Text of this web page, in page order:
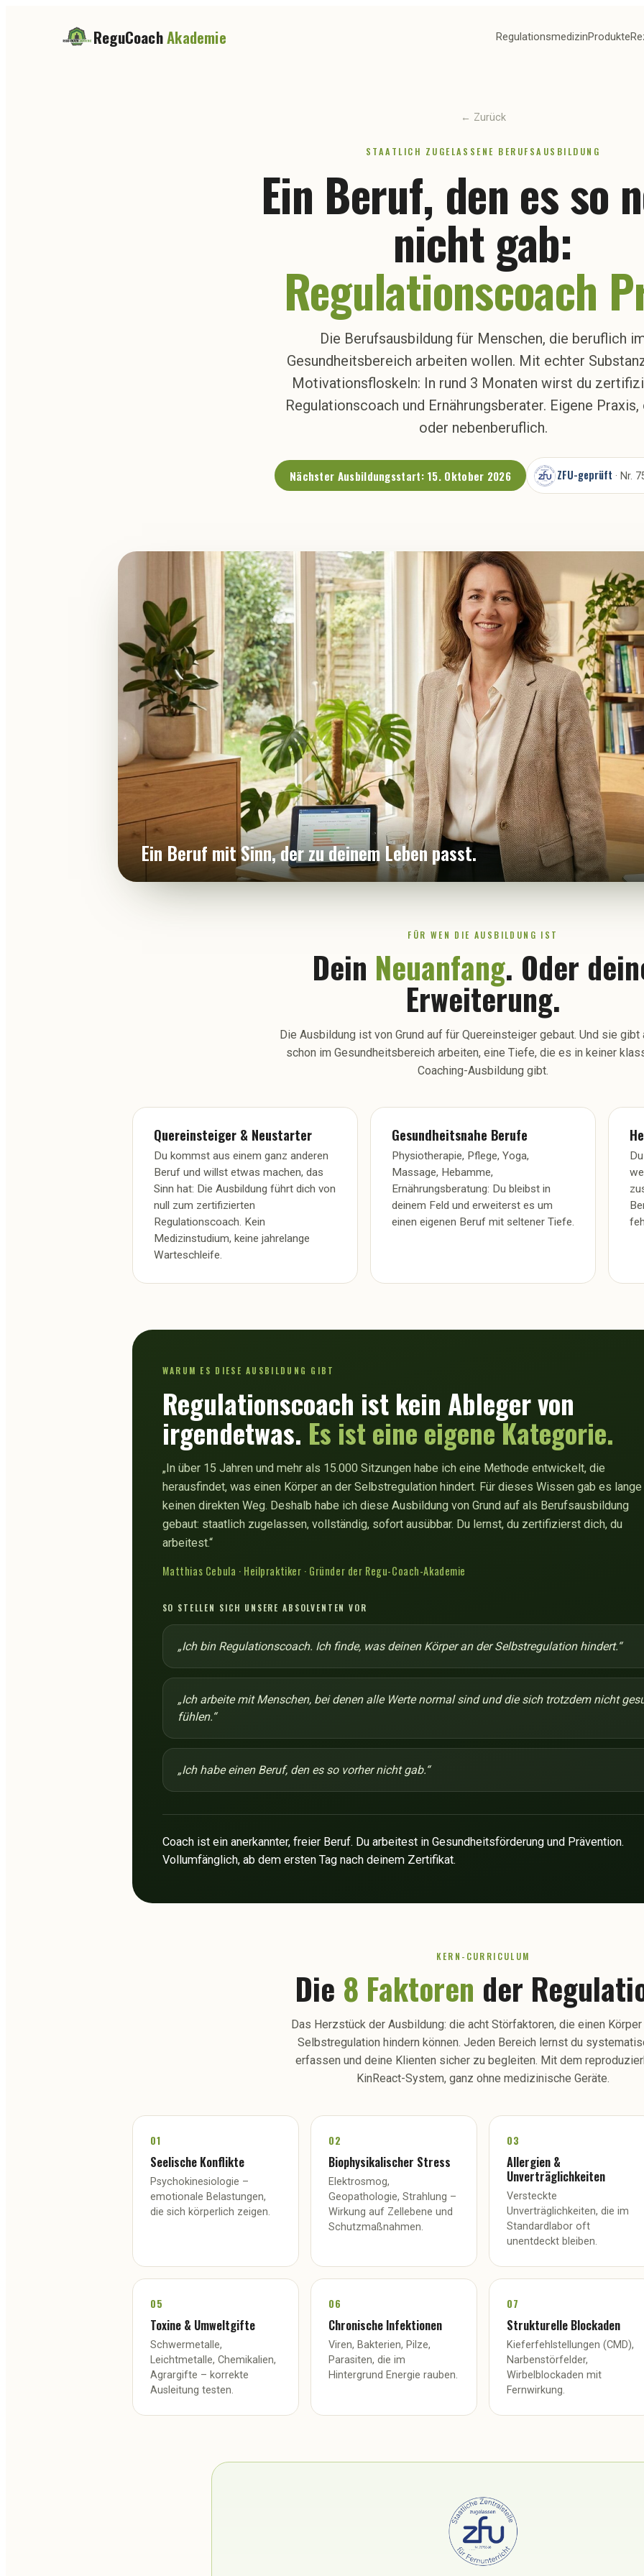
ReguCoachAkademie RegulationsmedizinProdukte
← Zurück
STAATLICH ZUGELASSENE BERUFSAUSBILDUNG
Ein Beruf, den es so
nicht gab:
Regulationscoach
Die Berufsausbildung für Menschen, die beruflich
Gesundheitsbereich arbeiten wollen. Mit echter
Motivationsfloskeln: In rund 3 Monaten wirst du
Regulationscoach und Ernährungsberater. Eigene Praxis,
oder nebenberuflich.
Nächster Ausbildungsstart: 15. Oktober 2026 ZFU-geprüft · Nr.
Ein Beruf mit Sinn, der zu deinem Leben passt.
FÜR WEN DIE AUSBILDUNG IST
Dein Neuanfang. Oder
Erweiterung.
Die Ausbildung ist von Grund auf für Quereinsteiger gebaut. Und sie gibt
schon im Gesundheitsbereich arbeiten, eine Tiefe, die es in keiner
Coaching-Ausbildung gibt.
Quereinsteiger & Neustarter
Du kommst aus einem ganz anderen
Beruf und willst etwas machen, das
Sinn hat: Die Ausbildung führt dich von
null zum zertifizierten
Regulationscoach. Kein
Medizinstudium, keine jahrelange
Warteschleife.
Gesundheitsnahe Berufe
Physiotherapie, Pflege, Yoga,
Massage, Hebamme,
Ernährungsberatung: Du bleibst in
deinem Feld und erweiterst es um
einen eigenen Beruf mit seltener Tiefe.
WARUM ES DIESE AUSBILDUNG GIBT
Regulationscoach ist kein Ableger von
irgendetwas. Es ist eine eigene Kategorie.
„In über 15 Jahren und mehr als 15.000 Sitzungen habe ich eine Methode entwickelt, die
herausfindet, was einen Körper an der Selbstregulation hindert. Für dieses Wissen gab es lange
keinen direkten Weg. Deshalb habe ich diese Ausbildung von Grund auf als Berufsausbildung
gebaut: staatlich zugelassen, vollständig, sofort ausübbar. Du lernst, du zertifizierst dich, du
arbeitest.“
Matthias Cebula · Heilpraktiker · Gründer der Regu-Coach-Akademie
SO STELLEN SICH UNSERE ABSOLVENTEN VOR
„Ich bin Regulationscoach. Ich finde, was deinen Körper an der Selbstregulation hindert.“
„Ich arbeite mit Menschen, bei denen alle Werte normal sind und die sich trotzdem nicht
fühlen.“
„Ich habe einen Beruf, den es so vorher nicht gab.“
Coach ist ein anerkannter, freier Beruf. Du arbeitest in Gesundheitsförderung und Prävention.
Vollumfänglich, ab dem ersten Tag nach deinem Zertifikat.
KERN-CURRICULUM
Die 8 Faktoren der
Das Herzstück der Ausbildung: die acht Störfaktoren, die einen Körper
Selbstregulation hindern können. Jeden Bereich lernst du
erfassen und deine Klienten sicher zu begleiten. Mit dem
KinReact-System, ganz ohne medizinische Geräte.
01
Seelische Konflikte
Psychokinesiologie –
emotionale Belastungen,
die sich körperlich zeigen.
02
Biophysikalischer Stress
Elektrosmog,
Geopathologie, Strahlung –
Wirkung auf Zellebene und
Schutzmaßnahmen.
03
Allergien &
Unverträglichkeiten
Versteckte
Unverträglichkeiten, die im
Standardlabor oft
unentdeckt bleiben.
05
Toxine & Umweltgifte
Schwermetalle,
Leichtmetalle, Chemikalien,
Agrargifte – korrekte
Ausleitung testen.
06
Chronische Infektionen
Viren, Bakterien, Pilze,
Parasiten, die im
Hintergrund Energie rauben.
07
Strukturelle Blockaden
Kieferfehlstellungen (CMD),
Narbenstörfelder,
Wirbelblockaden mit
Fernwirkung.